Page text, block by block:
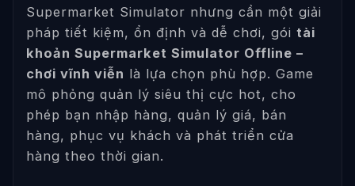
Supermarket Simulator nhưng cần một giải
pháp tiết kiệm, ổn định và dễ chơi, gói tài
khoản Supermarket Simulator Offline –
chơi vĩnh viễn là lựa chọn phù hợp. Game
mô phỏng quản lý siêu thị cực hot, cho
phép bạn nhập hàng, quản lý giá, bán
hàng, phục vụ khách và phát triển cửa
hàng theo thời gian.